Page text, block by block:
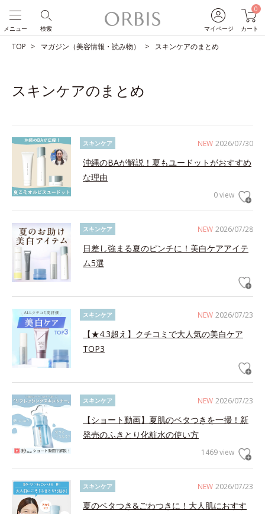
マイページ
0
カート
検索
メニュー
TOP マガジン（美容情報・読み物） スキンケアのまとめ
スキンケアのまとめ
NEW 2026/07/30
スキンケア
沖縄のBAが解説！夏もユードットがおすすめ
な理由
0 view
NEW 2026/07/28
スキンケア
日差し強まる夏のピンチに！美白ケアアイテ
ム5選
NEW 2026/07/23
スキンケア
【★4.3超え】クチコミで大人気の美白ケア
TOP3
NEW 2026/07/23
スキンケア
【ショート動画】夏肌のベタつきを一掃！新
発売のふきとり化粧水の使い方
1469 view
NEW 2026/07/23
スキンケア
夏のベタつき&ごわつきに！大人肌におすす